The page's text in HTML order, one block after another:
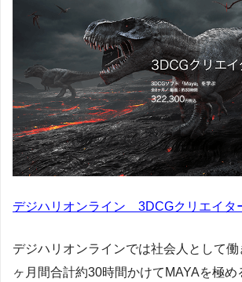
デジハリオンライン 3DCGクリエイタ
デジハリオンラインでは社会人として
ヶ月間合計約30時間かけてMAYAを極め